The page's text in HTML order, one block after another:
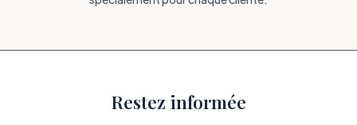
Restez informée